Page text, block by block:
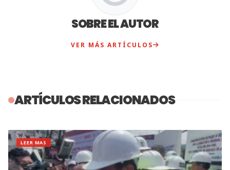
SOBRE EL AUTOR
VER MÁS ARTÍCULOS
ARTÍCULOS RELACIONADOS
LEER MAS